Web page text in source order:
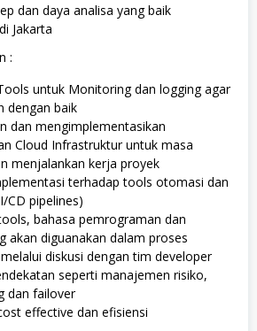
dan daya analisa yang baik
Jakarta
:
untuk Monitoring dan logging agar
dengan baik
dan mengimplementasikan
Cloud Infrastruktur untuk masa
menjalankan kerja proyek
terhadap tools otomasi dan
CD pipelines)
bahasa pemrograman dan
akan diguanakan dalam proses
diskusi dengan tim developer
seperti manajemen risiko,
dan failover
effective dan efisiensi